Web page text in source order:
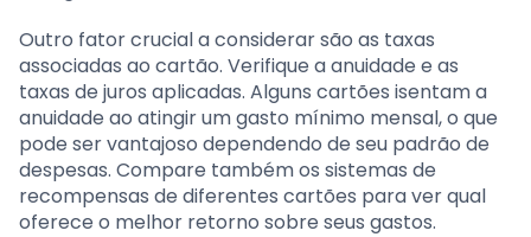
Outro fator crucial a considerar são as taxas
associadas ao cartão. Verifique a anuidade e as
taxas de juros aplicadas. Alguns cartões isentam a
anuidade ao atingir um gasto mínimo mensal, o que
pode ser vantajoso dependendo de seu padrão de
despesas. Compare também os sistemas de
recompensas de diferentes cartões para ver qual
oferece o melhor retorno sobre seus gastos.